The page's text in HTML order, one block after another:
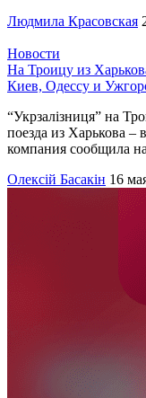
Людмила Красовская
Новости
На Троицу из
Киев, Одессу и
“Укрзалізниця” на
поезда из Харькова
компания сообщила
Олексій Басакін 16